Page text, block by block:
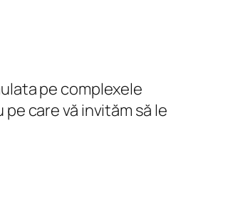
pe complexele
care vă invităm să le